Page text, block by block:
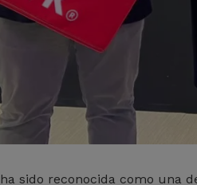
ha sido reconocida como una